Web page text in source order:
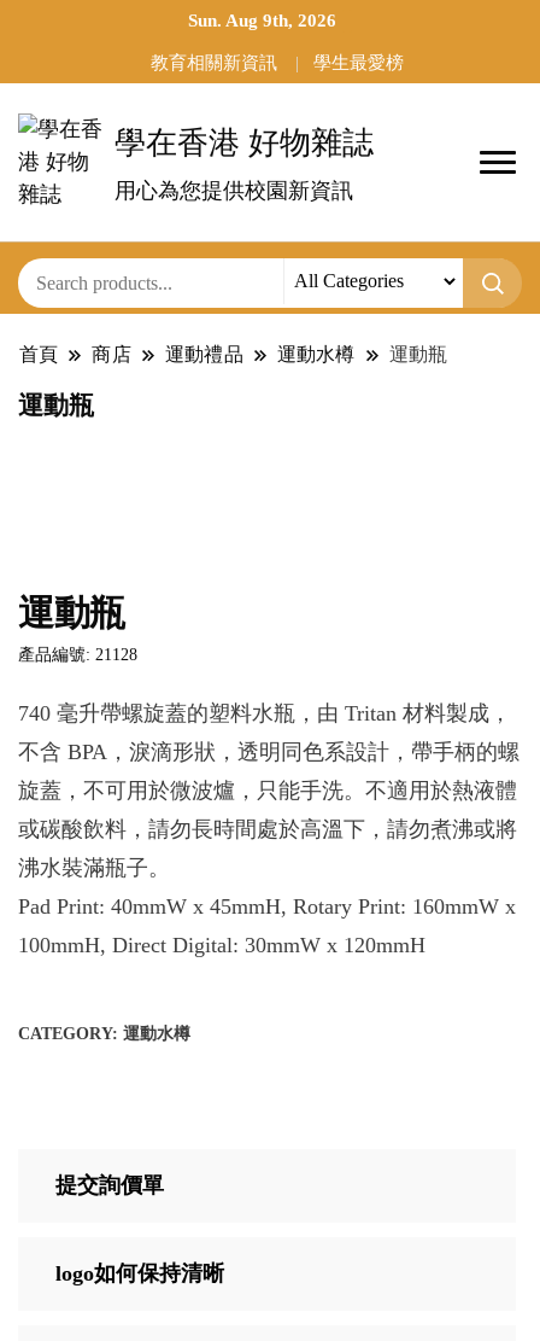
Sun. Aug 9th, 2026
教育相關新資訊 學生最愛榜
學在香港 好物雜誌
用心為您提供校園新資訊
首頁 商店 運動禮品 運動水樽 運動瓶
運動瓶
運動瓶
產品編號: 21128
740 毫升帶螺旋蓋的塑料水瓶，由 Tritan 材料製成，
不含 BPA，淚滴形狀，透明同色系設計，帶手柄的螺
旋蓋，不可用於微波爐，只能手洗。不適用於熱液體
或碳酸飲料，請勿長時間處於高溫下，請勿煮沸或將
沸水裝滿瓶子。
Pad Print: 40mmW x 45mmH, Rotary Print: 160mmW x
100mmH, Direct Digital: 30mmW x 120mmH
CATEGORY: 運動水樽
提交詢價單
logo如何保持清晰